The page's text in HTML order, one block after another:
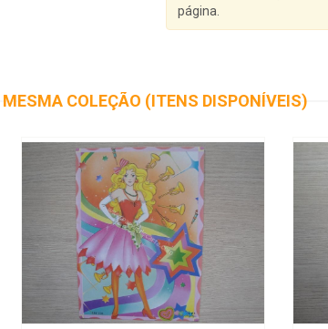
página.
MESMA COLEÇÃO (ITENS DISPONÍVEIS)